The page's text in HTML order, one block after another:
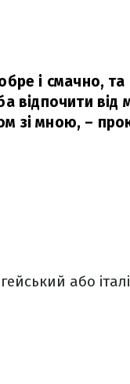
і смачно,
відпочити від
зі мною, –
або